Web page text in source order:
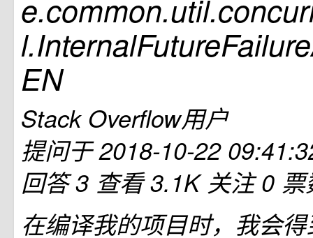
EN
Stack Overflow用户
提问于2018-10-22
回答 3 查看 3.1K 关注 0 票
在编译我的项目时，我会